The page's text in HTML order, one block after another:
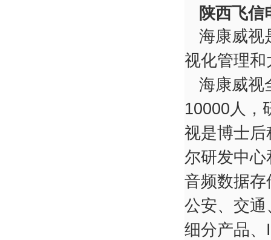
陕西飞信
海康威视
视化管理
海康威视
10000人，
视是博士
尔研发中
音频数据
公安、交
细分产品